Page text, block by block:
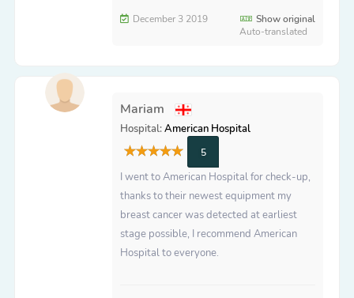
December 3 2019
Show original
Auto-translated
Mariam
Hospital:American Hospital
5
I went to American Hospital for check-up,
thanks to their newest equipment my
breast cancer was detected at earliest
stage possible, I recommend American
Hospital to everyone.